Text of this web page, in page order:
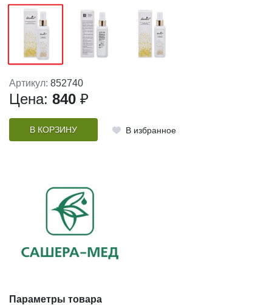
Артикул: 852740
Цена: 840 ₽
В КОРЗИНУ В избранное
Параметры товара